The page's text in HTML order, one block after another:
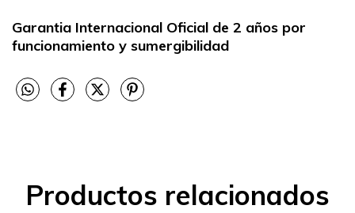
Garantia Internacional Oficial de 2 años por
funcionamiento y sumergibilidad
Productos relacionados